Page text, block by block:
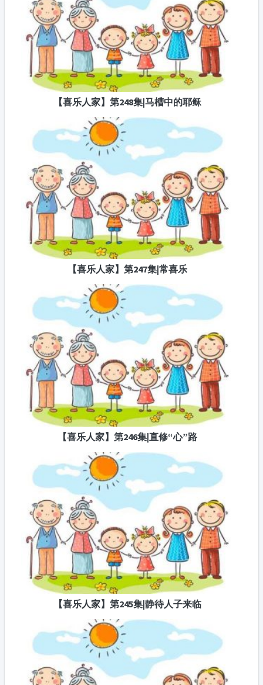
【喜乐人家】第248集|马槽中的耶稣
【喜乐人家】第247集|常喜乐
【喜乐人家】第246集|直修“心”路
【喜乐人家】第245集|静待人子来临